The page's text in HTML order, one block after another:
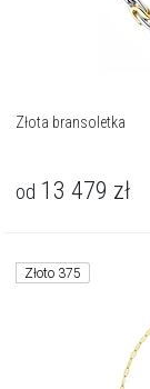
Złota bransoletka
od 13 479 zł
Złoto 375